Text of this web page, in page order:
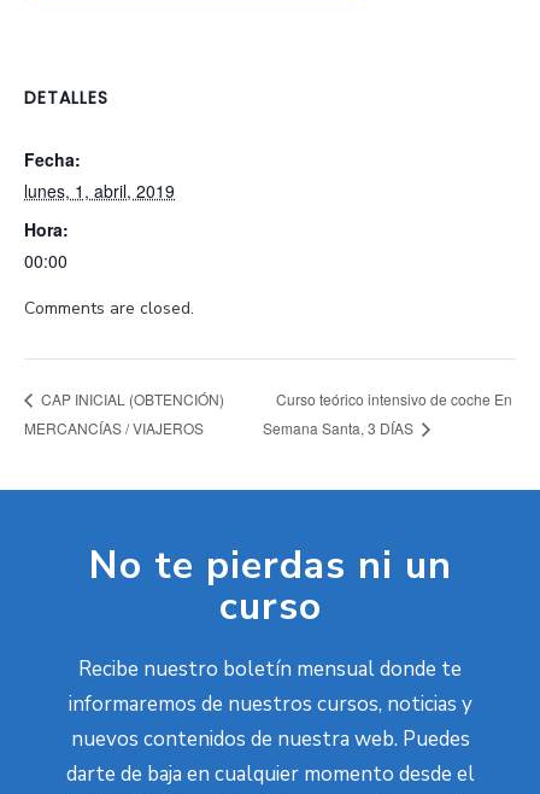
DETALLES
Fecha:
lunes, 1, abril, 2019
Hora:
00:00
Comments are closed.
CAP INICIAL (OBTENCIÓN)
MERCANCÍAS / VIAJEROS
Curso teórico intensivo de coche En
Semana Santa, 3 DÍAS
No te pierdas ni un
curso
Recibe nuestro boletín mensual donde te
informaremos de nuestros cursos, noticias y
nuevos contenidos de nuestra web. Puedes
darte de baja en cualquier momento desde el